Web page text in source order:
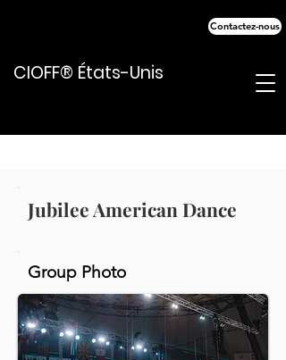
Contactez-nous
CIOFF® États-Unis
Jubilee American Dance
Group Photo